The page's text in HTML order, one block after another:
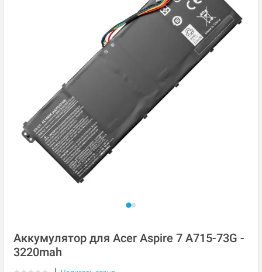
Аккумулятор для Acer Aspire 7 A715-73G -
3220mah